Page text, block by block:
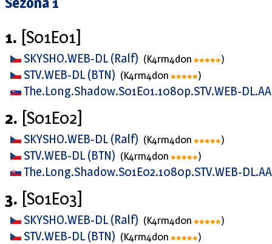
1. [S01E01]
SKYSHO.WEB-DL (Ralf) (K4rm4d0n )
STV.WEB-DL (BTN) (K4rm4d0n )
The.Long.Shadow.S01E01.1080p.STV.WEB-
2. [S01E02]
SKYSHO.WEB-DL (Ralf) (K4rm4d0n )
STV.WEB-DL (BTN) (K4rm4d0n )
The.Long.Shadow.S01E02.1080p.STV.WEB-
3. [S01E03]
SKYSHO.WEB-DL (Ralf) (K4rm4d0n )
STV.WEB-DL (BTN) (K4rm4d0n )